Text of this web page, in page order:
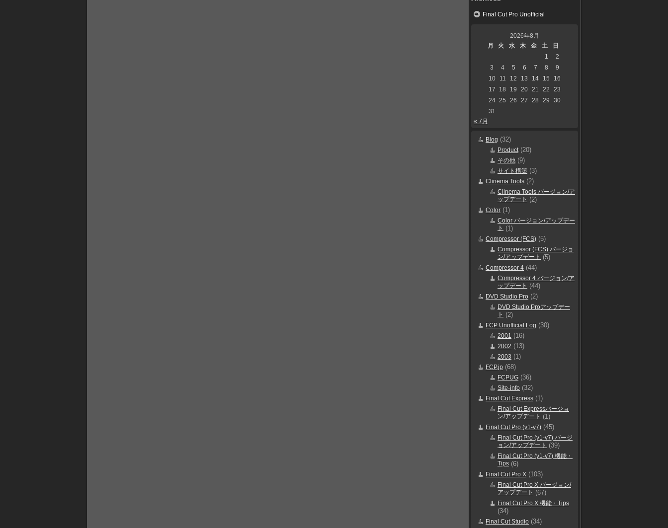
Final Cut Pro Unofficial
2026年8月
月
火 水 木 金 土
日
1
2
3
4 5 6 7 8
9
10
11 12 13 14 15
16
17
18 19 20 21 22
23
24 25 26 27 28 29
30
31
« 7月
Blog (32)
Product(20)
その他 (9)
サイト構築 (3)
Clinema Tools (2)
Clinema Tools バージョン/ア
ップデート (2)
Color (1)
Color バージョン/アップデー
ト (1)
Compressor (FCS) (5)
Compressor (FCS) バージョ
ン/アップデート (5)
Compressor 4 (44)
Compressor 4 バージョン/ア
ップデート (44)
DVD Studio Pro (2)
DVD Studio Proアップデー
ト (2)
FCP Unofficial Log (30)
2001 (16)
2002 (13)
2003 (1)
FCP.jp (68)
FCPUG (36)
Site-info (32)
Final Cut Express (1)
Final Cut Expressバージョ
ン/アップデート (1)
Final Cut Pro (v1-v7) (45)
Final Cut Pro (v1-v7) バージ
ョン/アップデート (39)
Final Cut Pro (v1-v7) 機能・
Tips (6)
Final Cut Pro X (103)
Final Cut Pro X バージョン/
アップデート (67)
Final Cut Pro X 機能・Tips
(34)
Final Cut Studio (34)